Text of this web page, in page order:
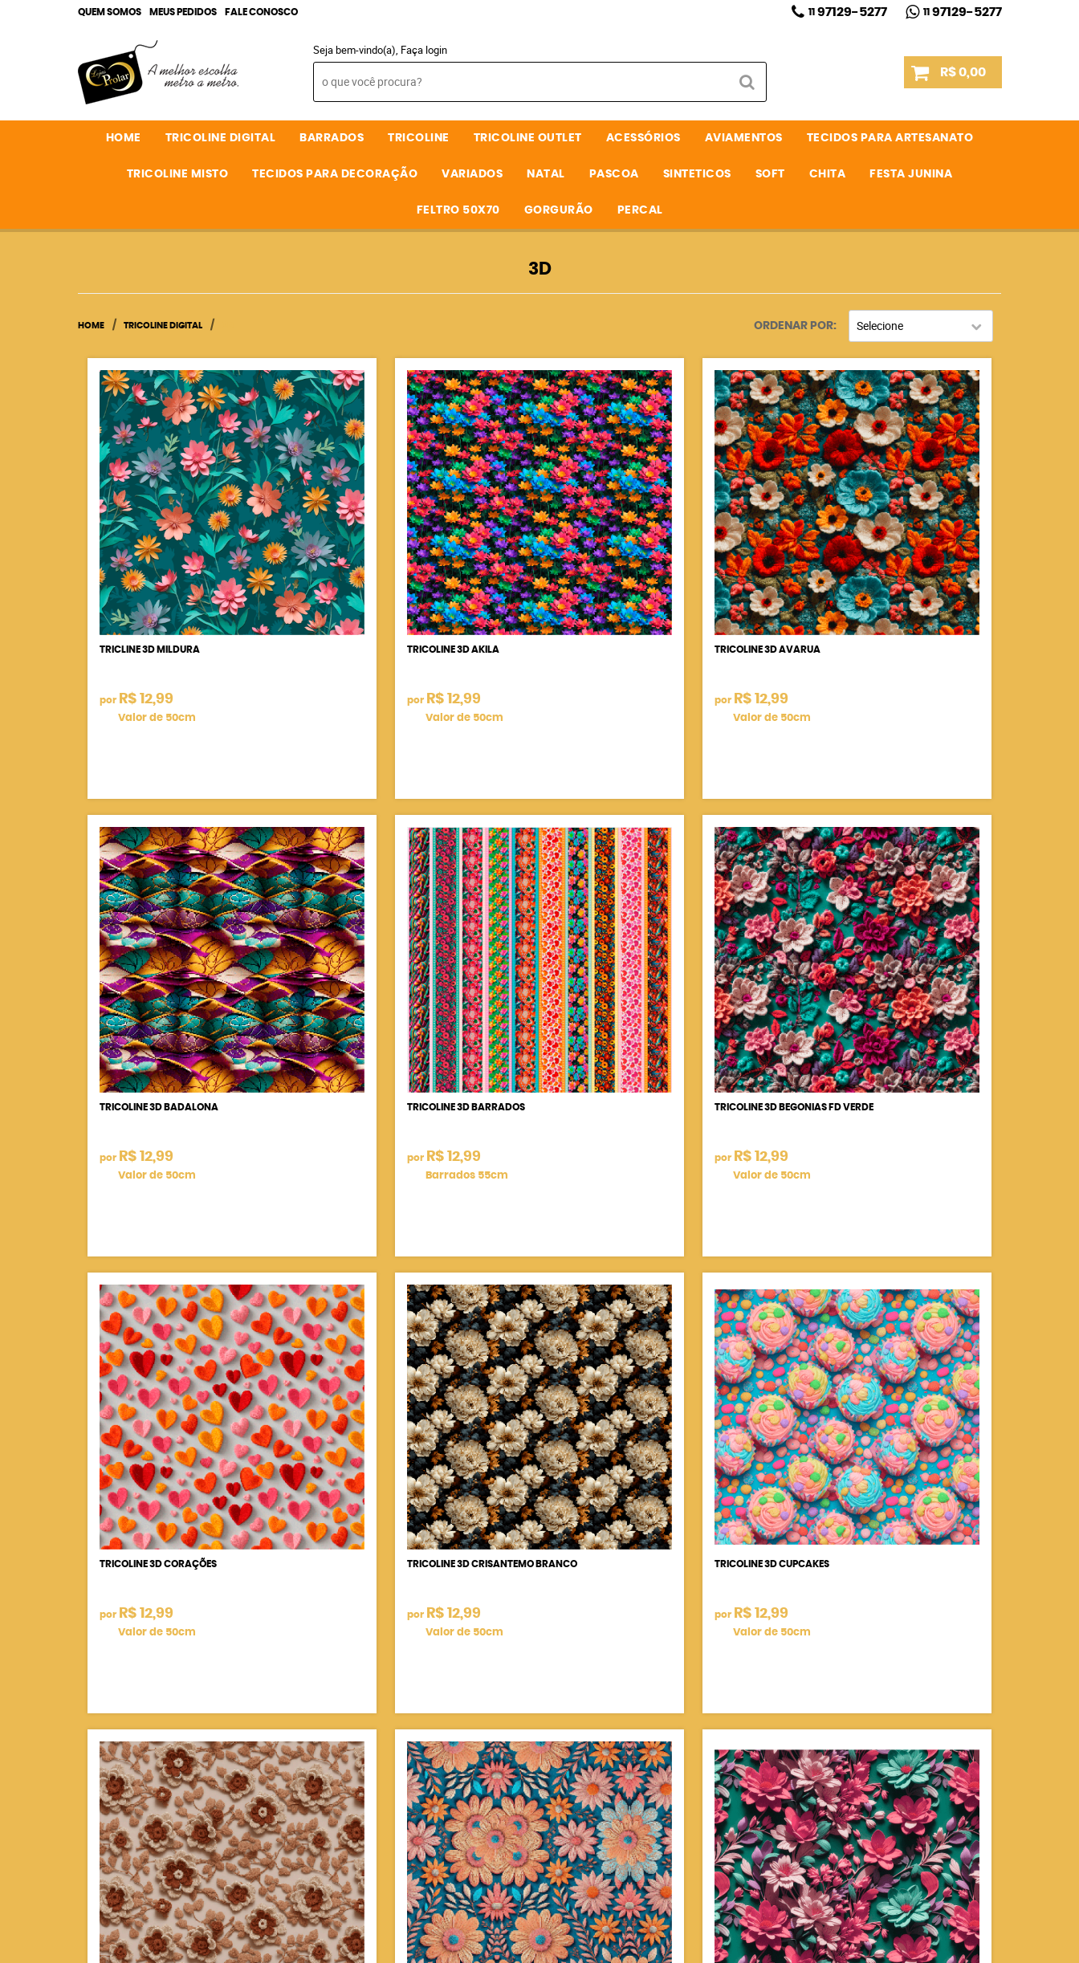
QUEM SOMOS MEUS PEDIDOS FALE CONOSCO 1197129-5277 1197129-5277
Seja bem-vindo(a), Faça login
R$ 0,00
HOME TRICOLINE DIGITAL BARRADOS TRICOLINE TRICOLINE OUTLET ACESSÓRIOS AVIAMENTOS TECIDOS PARA ARTESANATO
TRICOLINE MISTO TECIDOS PARA DECORAÇÃO VARIADOS NATAL PASCOA SINTETICOS SOFT CHITA FESTA JUNINA
FELTRO 50X70 GORGURÃO PERCAL
3D
HOME TRICOLINE DIGITAL ORDENAR POR Selecione
TRICLINE 3D MILDURA
por R$ 12,99
Valor de 50cm
TRICOLINE 3D AKILA
por R$ 12,99
Valor de 50cm
TRICOLINE 3D AVARUA
por R$ 12,99
Valor de 50cm
TRICOLINE 3D BADALONA
por R$ 12,99
Valor de 50cm
TRICOLINE 3D BARRADOS
por R$ 12,99
Barrados 55cm
TRICOLINE 3D BEGONIAS FD VERDE
por R$ 12,99
Valor de 50cm
TRICOLINE 3D CORAÇÕES
por R$ 12,99
Valor de 50cm
TRICOLINE 3D CRISANTEMO BRANCO
por R$ 12,99
Valor de 50cm
TRICOLINE 3D CUPCAKES
por R$ 12,99
Valor de 50cm